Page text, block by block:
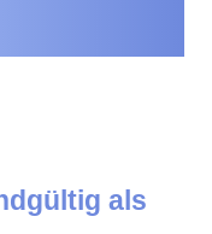
als